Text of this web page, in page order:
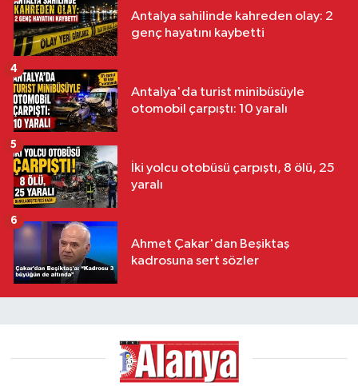
Antalya sahilinde kahreden olay: 2
genç hayatını kaybetti
Antalya'da turist minibüsüyle
otomobil çarpıştı: 10 yaralı
4
İki yolcu otobüsü çarpıştı, 8 ölü, 25
yaralı
5
Ahmet Çakar'dan Beşiktaş
kadrosuna sert sözler
6